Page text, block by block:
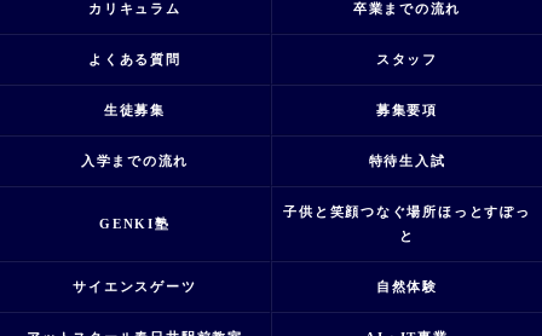
カリキュラム 卒業までの流れ
よくある質問 スタッフ
生徒募集 募集要項
入学までの流れ 特待生入試
GENKI塾
子供と笑顔つなぐ場所ほっとすぽっ
と
サイエンスゲーツ 自然体験